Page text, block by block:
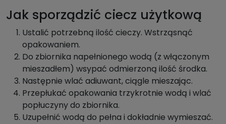
Jak sporządzić ciecz użytkową
Ustalić potrzebną ilość cieczy. Wstrząsnąć
opakowaniem.
Do zbiornika napełnionego wodą (z włączonym
mieszadłem) wsypać odmierzoną ilość środka.
Następnie wlać adiuwant, ciągle mieszając.
Przepłukać opakowania trzykrotnie wodą i wlać
popłuczyny do zbiornika.
Uzupełnić wodą do pełna i dokładnie wymieszać.